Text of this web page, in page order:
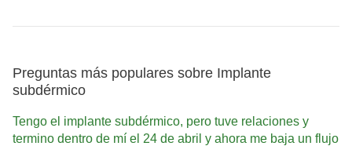
Preguntas más populares sobre Implante
subdérmico
Tengo el implante subdérmico, pero tuve relaciones y
termino dentro de mí el 24 de abril y ahora me baja un flujo